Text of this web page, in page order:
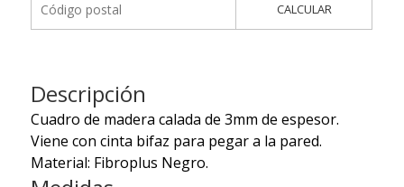
CALCULAR
Descripción
Cuadro de madera calada de 3mm de espesor.
Viene con cinta bifaz para pegar a la pared.
Material: Fibroplus Negro.